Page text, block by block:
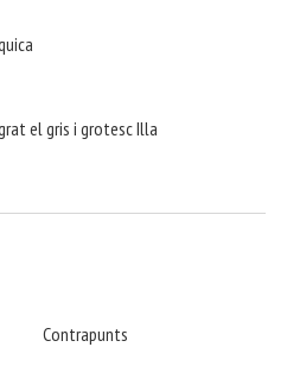
el gris i grotesc Illa
Contrapunts